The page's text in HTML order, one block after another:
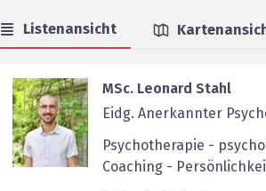
Listenansicht
MSc. Leonard Stahl
Eidg. Anerkannter
Psychotherapie -
Coaching -